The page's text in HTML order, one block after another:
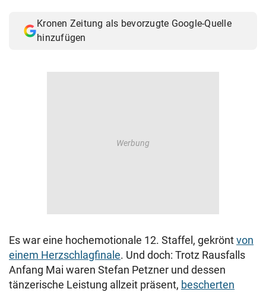
Kronen Zeitung als bevorzugte Google-Quelle
hinzufügen
Es war eine hochemotionale 12. Staffel, gekröntvon
einem Herzschlagfinale. Und doch: Trotz Rausfalls
Anfang Mai waren Stefan Petzner und dessen
tänzerische Leistung allzeit präsent, bescherten